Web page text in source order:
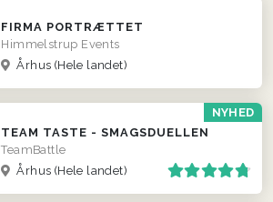
FIRMA PORTRÆTTET
Himmelstrup Events
Århus (Hele landet)
NYHED
TEAM TASTE - SMAGSDUELLEN
TeamBattle
Århus (Hele landet)